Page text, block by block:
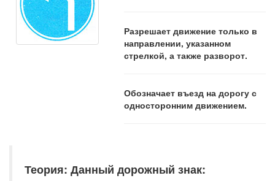
Разрешает движение только в
направлении, указанном
стрелкой, а также разворот.
Обозначает въезд на дорогу с
односторонним движением.
Теория: Данный дорожный знак: